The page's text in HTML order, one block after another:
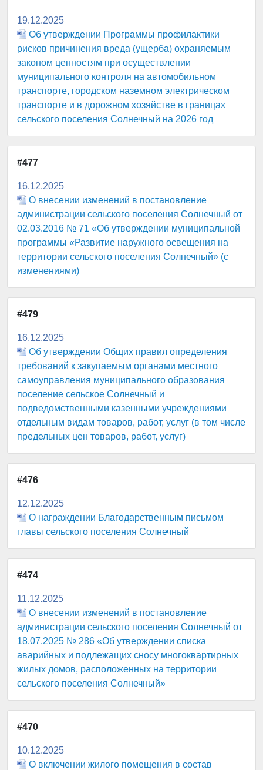
19.12.2025
Об утверждении Программы профилактики
рисков причинения вреда (ущерба) охраняемым
законом ценностям при осуществлении
муниципального контроля на автомобильном
транспорте, городском наземном электрическом
транспорте и в дорожном хозяйстве в границах
сельского поселения Солнечный на 2026 год
#477
16.12.2025
О внесении изменений в постановление
администрации сельского поселения Солнечный от
02.03.2016 № 71 «Об утверждении муниципальной
программы «Развитие наружного освещения на
территории сельского поселения Солнечный» (с
изменениями)
#479
16.12.2025
Об утверждении Общих правил определения
требований к закупаемым органами местного
самоуправления муниципального образования
поселение сельское Солнечный и
подведомственными казенными учреждениями
отдельным видам товаров, работ, услуг (в том числе
предельных цен товаров, работ, услуг)
#476
12.12.2025
О награждении Благодарственным письмом
главы сельского поселения Солнечный
#474
11.12.2025
О внесении изменений в постановление
администрации сельского поселения Солнечный от
18.07.2025 № 286 «Об утверждении списка
аварийных и подлежащих сносу многоквартирных
жилых домов, расположенных на территории
сельского поселения Солнечный»
#470
10.12.2025
О включении жилого помещения в состав